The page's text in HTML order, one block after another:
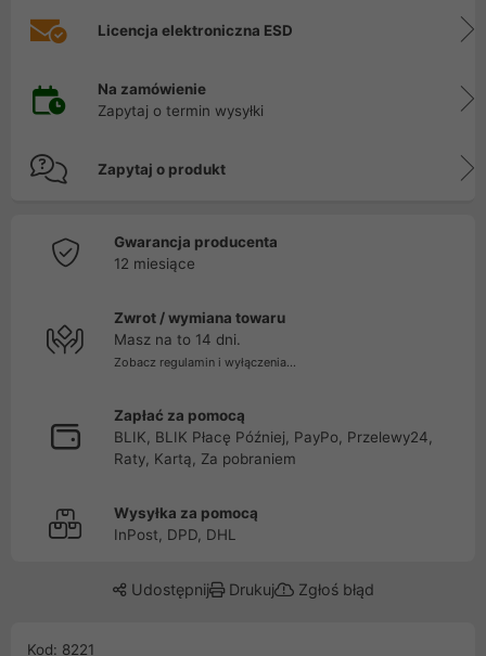
Licencja elektroniczna ESD
Na zamówienie
Zapytaj o termin wysyłki
Zapytaj o produkt
Gwarancja producenta
12 miesiące
Zwrot / wymiana towaru
Masz na to 14 dni.
Zobacz regulamin i wyłączenia...
Zapłać za pomocą
BLIK, BLIK Płacę Później, PayPo, Przelewy24,
Raty, Kartą, Za pobraniem
Wysyłka za pomocą
InPost, DPD, DHL
Udostępnij Drukuj Zgłoś błąd
Kod: 8221